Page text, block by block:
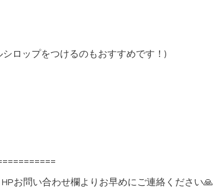
シロップをつけるのもおすすめです！)
お問い合わせ欄よりお早めにご連絡ください🙏